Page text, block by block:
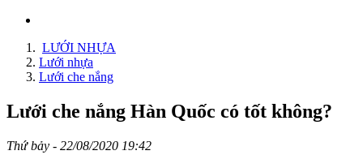
LƯỚI NHỰA
Lưới nhựa
Lưới che nắng
Lưới che nắng Hàn Quốc có tốt không?
Thứ bảy - 22/08/2020 19:42